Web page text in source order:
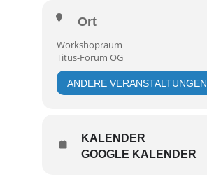
Ort
Workshopraum
Titus-Forum OG
ANDERE VERANSTALTUNGEN
KALENDER
GOOGLE KALENDER